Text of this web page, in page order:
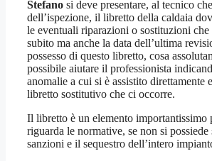
Stefano si deve presentare, al tecnico
dell’ispezione, il libretto della caldaia
le eventuali riparazioni o sostituzioni che
subito ma anche la data dell’ultima
possesso di questo libretto, cosa
possibile aiutare il professionista
anomalie a cui si è assistito direttamente
libretto sostitutivo che ci occorre.
Il libretto è un elemento importantissimo
riguarda le normative, se non si
sanzioni e il sequestro dell’intero